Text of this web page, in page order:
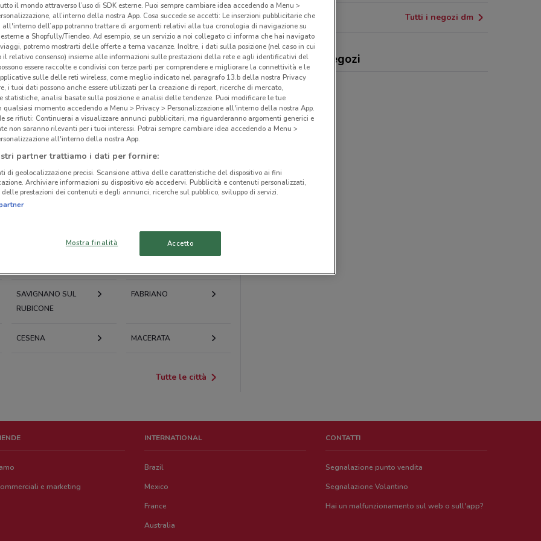
CATTOLICA
SAVIGNANO SUL
RUBICONE
FABRIANO
CESENA MACERATA
Tutte le città
Tutti i negozi dm
dm, offerte e negozi
-
e marketing
INTERNATIONAL
Brazil
Mexico
France
Australia
CONTATTI
Segnalazione punto vendita
Segnalazione Volantino
Hai un malfunzionamento sul web o sull'app?
il mondo attraverso l’uso di SDK esterne. Puoi sempre cambiare idea accedendo a Menu >
all’interno della nostra App. Cosa succede se accetti: Le inserzioni pubblicitarie che
all'interno dell’app potranno trattare di argomenti relativi alla tua cronologia di navigazione su
a Shopfully/Tiendeo. Ad esempio, se un servizio a noi collegato ci informa che hai navigato
potremo mostrarti delle offerte a tema vacanze. Inoltre, i dati sulla posizione (nel caso in cui
il relativo consenso) insieme alle informazioni sulle prestazioni della rete e agli identificativi del
essere raccolte e condivisi con terze parti per comprendere e migliorare la connettività e le
sulle delle reti wireless, come meglio indicato nel paragrafo 13.b della nostra Privacy
i tuoi dati possono anche essere utilizzati per la creazione di report, ricerche di mercato,
statistiche, analisi basate sulla posizione e analisi delle tendenze. Puoi modificare le tue
qualsiasi momento accedendo a Menu > Privacy > Personalizzazione all'interno della nostra App.
se rifiuti: Continuerai a visualizzare annunci pubblicitari, ma riguarderanno argomenti generici e
non saranno rilevanti per i tuoi interessi. Potrai sempre cambiare idea accedendo a Menu >
all'interno della nostra App.
partner trattiamo i dati per fornire:
di geolocalizzazione precisi. Scansione attiva delle caratteristiche del dispositivo ai fini
Archiviare informazioni su dispositivo e/o accedervi. Pubblicità e contenuti personalizzati,
prestazioni dei contenuti e degli annunci, ricerche sul pubblico, sviluppo di servizi.
Mostra finalità Accetto